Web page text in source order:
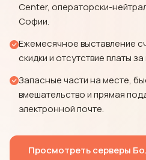
Center, операторски-
Софии.
Ежемесячное выставление
скидки и отсутствие платы
Запасные части на месте,
вмешательство и прямая
электронной почте.
Просмотреть серверы